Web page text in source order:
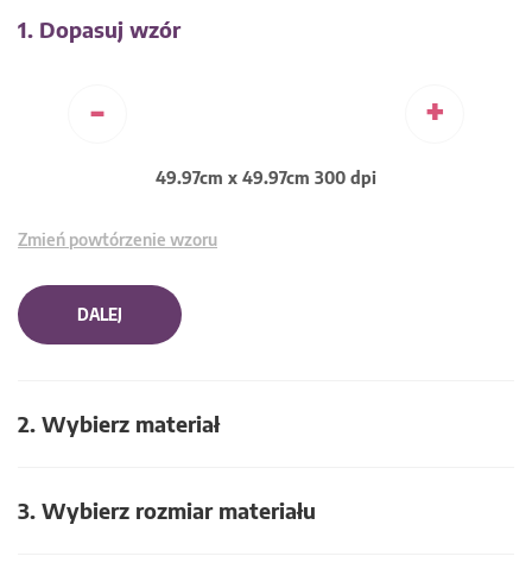
1. Dopasuj wzór
- +
49.97cm x 49.97cm 300 dpi
Zmień powtórzenie wzoru
DALEJ
2. Wybierz materiał
3. Wybierz rozmiar materiału